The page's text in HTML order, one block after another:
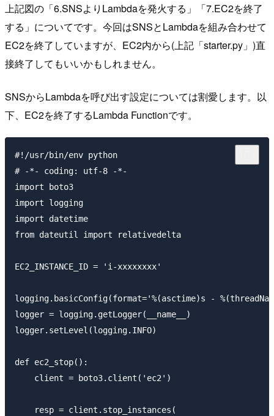
上記図の「6.SNSよりLambdaを発火する」「7.EC2を終了
する」についてです。今回はSNSとLambdaを組み合わせて
EC2を終了していますが、EC2内から(上記「starter.py」)直
接終了してもいいかもしれません。
SNSからLambdaを呼び出す設定については割愛します。以
下、EC2を終了するLambda Functionです。
#!/usr/bin/env python
# -*- coding: utf-8 -*-
import boto3
import logging
import datetime
from dateutil import relativedelta
EC2_INSTANCE_ID = 'i-xxxxxxxx'
logging.basicConfig(format='%(asctime)s -
logger = logging.getLogger(__name__)
logger.setLevel(logging.INFO)
def ec2_stop():
    client = boto3.client('ec2')
    resp = client.stop_instances(